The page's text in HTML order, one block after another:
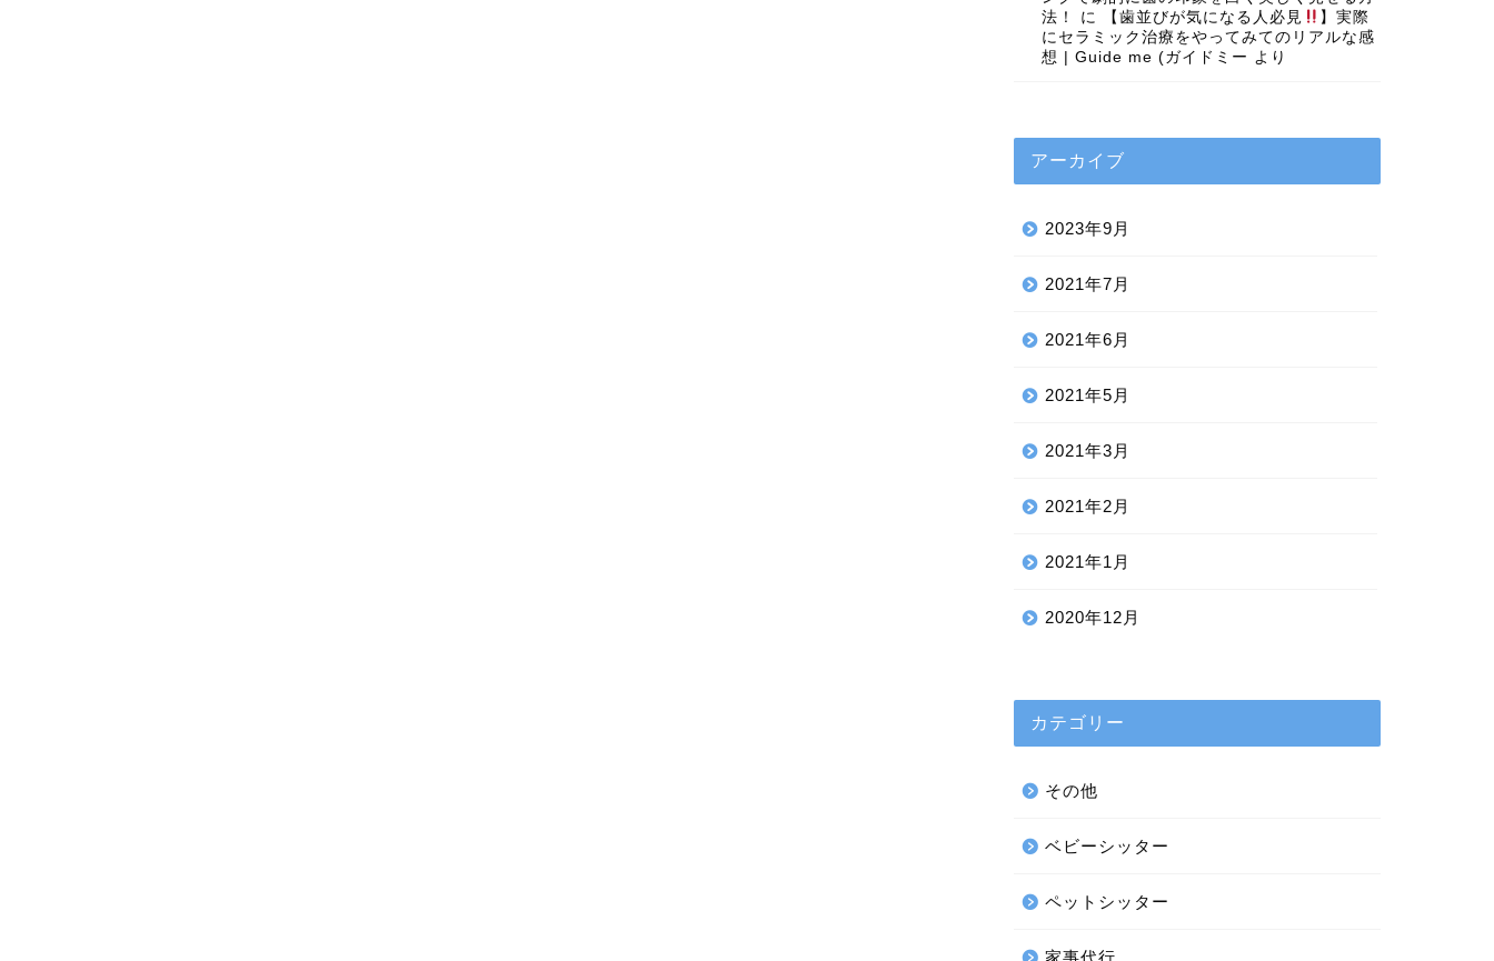
法！
に 【歯並びが気になる人必見
】実際
にセラミック治療をやってみてのリアルな感
想 | Guide me (ガイドミー より
アーカイブ
2023年9月
2021年7月
2021年6月
2021年5月
2021年3月
2021年2月
2021年1月
2020年12月
カテゴリー
その他
ベビーシッター
ペットシッター
家事代行